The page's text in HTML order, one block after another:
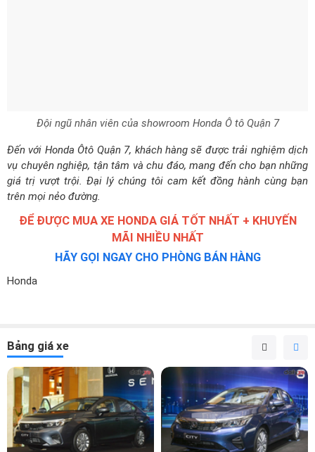
Đội ngũ nhân viên của showroom Honda Ô tô Quận 7
Đến với Honda Ôtô Quận 7, khách hàng sẽ được trải nghiệm dịch
vụ chuyên nghiệp, tận tâm và chu đáo, mang đến cho bạn những
giá trị vượt trội. Đại lý chúng tôi cam kết đồng hành cùng bạn
trên mọi nẻo đường.
ĐỂ ĐƯỢC MUA XE HONDA GIÁ TỐT NHẤT + KHUYẾN
MÃI NHIỀU NHẤT
HÃY GỌI NGAY CHO PHÒNG BÁN HÀNG
Honda
Bảng giá xe